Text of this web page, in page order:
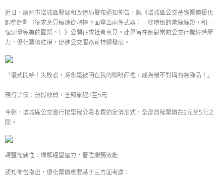
近日，廣州市增城區發展和改造局發布通知佈告，就《增城區公交基礎票價優化
調整計劃（征求意見稿她從吧檯下面拿出兩件武器：一條精緻的蕾絲絲帶，和一
個測量完美的圓規。）》公開征求社會意見。此舉旨在應對當前公交行業經營壓
力，優化票價結構，促進公交服務可持續發展。
「儀式開始！失敗者，將永遠被困在我的咖啡館裡，成為最不對稱的裝飾品！」
現行票價：分段收費，全部旅程2至5元
今朝，增城區公交實行按里程分段收費的定價形式，全部旅程票價在2元至5元之
間。
調整需要性：緩解經營壓力，晉陞服務效能
通知佈告指出，優化票價重要基于三方面考慮：